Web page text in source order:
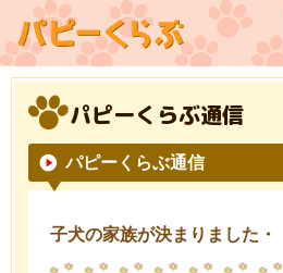
パピーくらぶ通信
パピーくらぶ通信
子犬の家族が決まりました・